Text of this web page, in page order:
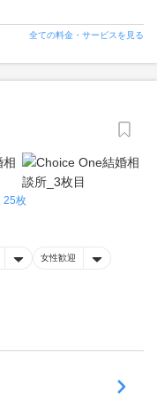
全ての料金・サービスを見る
25枚
女性歓迎